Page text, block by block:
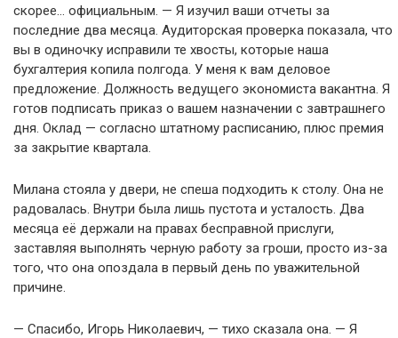
скорее… официальным. — Я изучил ваши отчеты за
последние два месяца. Аудиторская проверка показала, что
вы в одиночку исправили те хвосты, которые наша
бухгалтерия копила полгода. У меня к вам деловое
предложение. Должность ведущего экономиста вакантна. Я
готов подписать приказ о вашем назначении с завтрашнего
дня. Оклад — согласно штатному расписанию, плюс премия
за закрытие квартала.
Милана стояла у двери, не спеша подходить к столу. Она не
радовалась. Внутри была лишь пустота и усталость. Два
месяца её держали на правах бесправной прислуги,
заставляя выполнять черную работу за гроши, просто из-за
того, что она опоздала в первый день по уважительной
причине.
— Спасибо, Игорь Николаевич, — тихо сказала она. — Я